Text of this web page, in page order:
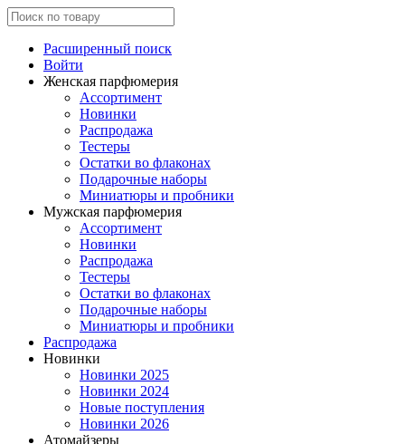
Расширенный поиск
Войти
Женская парфюмерия
Ассортимент
Новинки
Распродажа
Тестеры
Остатки во флаконах
Подарочные наборы
Миниатюры и пробники
Мужская парфюмерия
Ассортимент
Новинки
Распродажа
Тестеры
Остатки во флаконах
Подарочные наборы
Миниатюры и пробники
Распродажа
Новинки
Новинки 2025
Новинки 2024
Новые поступления
Новинки 2026
Атомайзеры